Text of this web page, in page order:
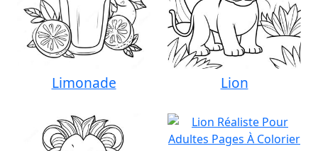
Limonade Lion